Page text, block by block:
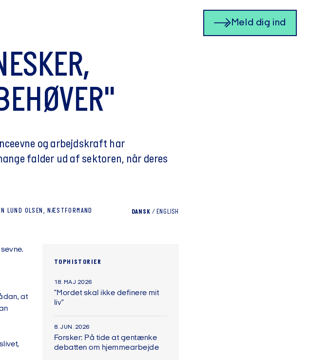
Meld dig ind
og arbejdskraft har
falder ud af sektoren, når deres
LUND OLSEN, NÆSTFORMAND DANSK / ENGLISH
at
TOPHISTORIER
18. MAJ 2026
"Mordet skal ikke definere mit
liv"
8. JUN. 2026
Forsker: På tide at gentænke
debatten om hjemmearbejde